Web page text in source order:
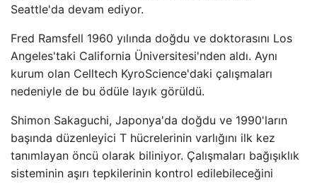
Seattle'da devam ediyor.
Fred Ramsfell 1960 yılında doğdu ve doktorasını Los
Angeles'taki California Üniversitesi'nden aldı. Aynı
kurum olan Celltech KyroScience'daki çalışmaları
nedeniyle de bu ödüle layık görüldü.
Shimon Sakaguchi, Japonya'da doğdu ve 1990'ların
başında düzenleyici T hücrelerinin varlığını ilk kez
tanımlayan öncü olarak biliniyor. Çalışmaları bağışıklık
sisteminin aşırı tepkilerinin kontrol edilebileceğini